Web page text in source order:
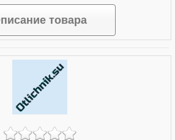
товара